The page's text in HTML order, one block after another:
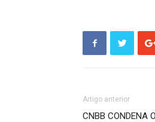
Artigo anterior
CNBB CONDENA